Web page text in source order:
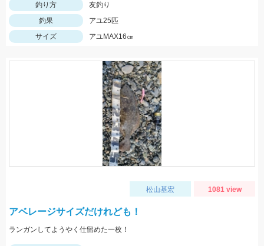
釣り方
友釣り
釣果
アユ25匹
サイズ
アユMAX16㎝
松山基宏 1081 view
アベレージサイズだけれども！
ランガンしてようやく仕留めた一枚！